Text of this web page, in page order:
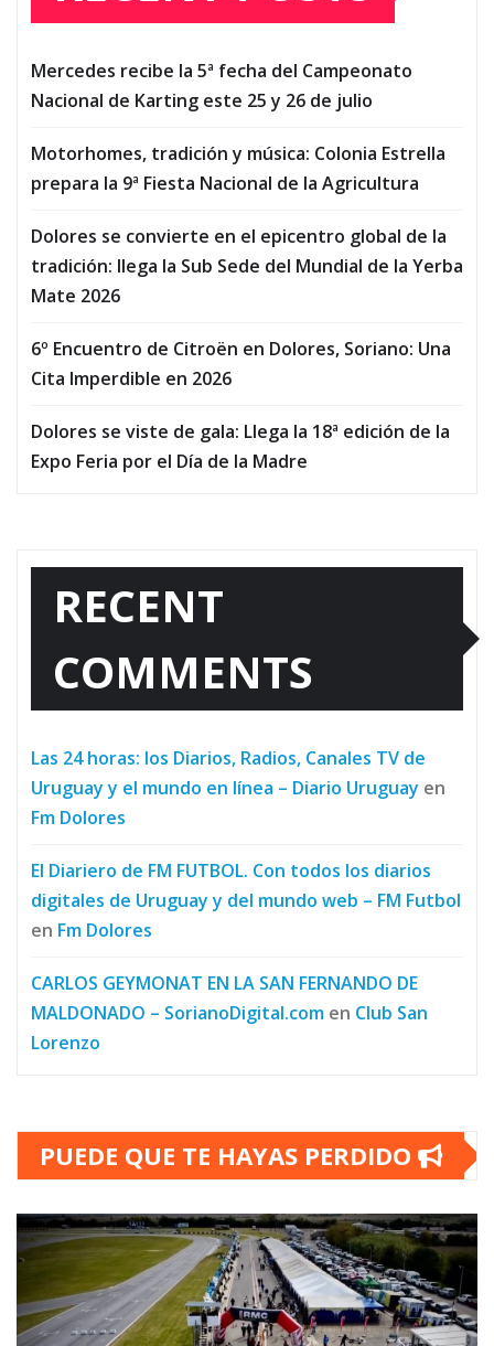
Mercedes recibe la 5ª fecha del Campeonato
Nacional de Karting este 25 y 26 de julio
Motorhomes, tradición y música: Colonia Estrella
prepara la 9ª Fiesta Nacional de la Agricultura
Dolores se convierte en el epicentro global de la
tradición: llega la Sub Sede del Mundial de la Yerba
Mate 2026
6º Encuentro de Citroën en Dolores, Soriano: Una
Cita Imperdible en 2026
Dolores se viste de gala: Llega la 18ª edición de la
Expo Feria por el Día de la Madre
RECENT
COMMENTS
Las 24 horas: los Diarios, Radios, Canales TV de
Uruguay y el mundo en línea – Diario Uruguay en
Fm Dolores
El Diariero de FM FUTBOL. Con todos los diarios
digitales de Uruguay y del mundo web – FM Futbol
en Fm Dolores
CARLOS GEYMONAT EN LA SAN FERNANDO DE
MALDONADO – SorianoDigital.com en Club San
Lorenzo
PUEDE QUE TE HAYAS PERDIDO